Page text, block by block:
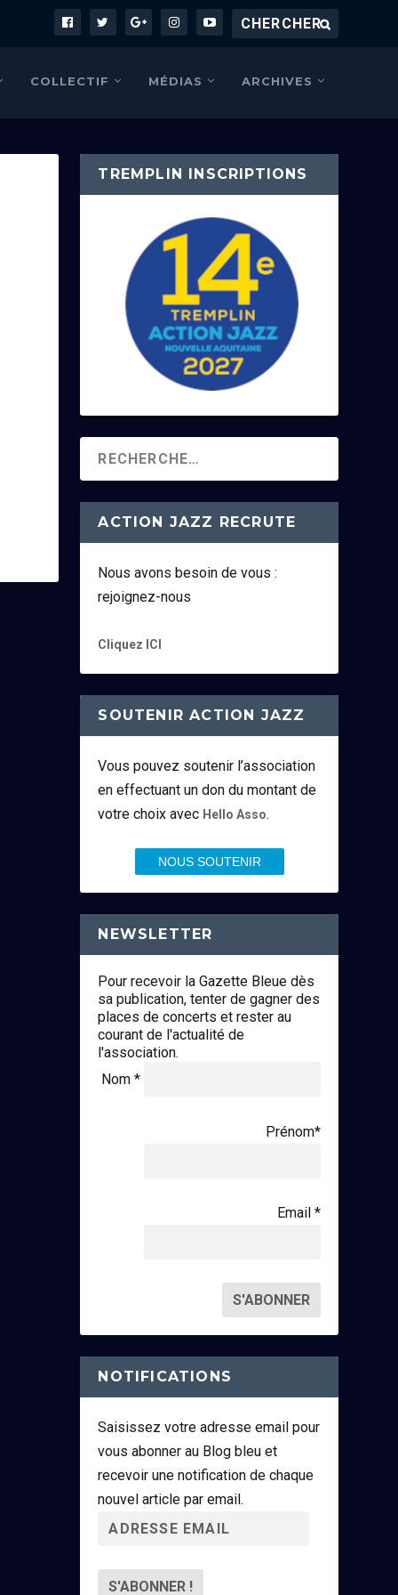
COLLECTIF MÉDIAS ARCHIVES
TREMPLIN INSCRIPTIONS
ACTION JAZZ RECRUTE
Nous avons besoin de vous :
rejoignez-nous
Cliquez ICI
SOUTENIR ACTION JAZZ
Vous pouvez soutenir l’association
en effectuant un don du montant de
votre choix avec Hello Asso.
NOUS SOUTENIR
NEWSLETTER
Pour recevoir la Gazette Bleue dès
sa publication, tenter de gagner des
places de concerts et rester au
courant de l'actualité de
l'association.
Nom *
Prénom*
Email *
NOTIFICATIONS
Saisissez votre adresse email pour
vous abonner au Blog bleu et
recevoir une notification de chaque
nouvel article par email.
r